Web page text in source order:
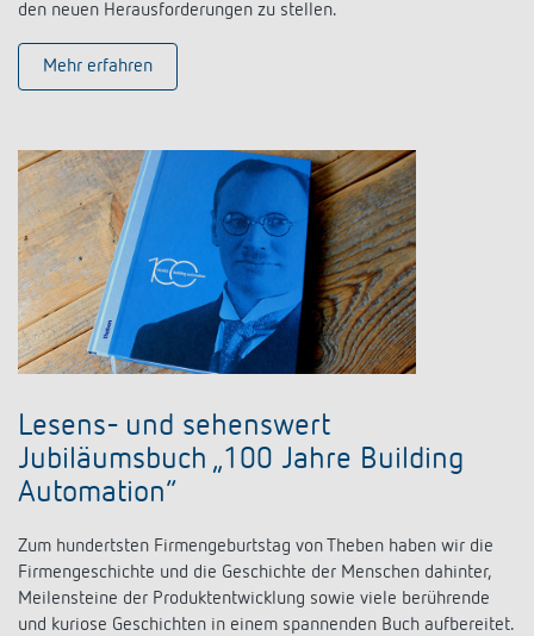
den neuen Herausforderungen zu stellen.
Mehr erfahren
Lesens- und sehenswert
Jubiläumsbuch „100 Jahre Building
Automation“
Zum hundertsten Firmengeburtstag von Theben haben wir die
Firmengeschichte und die Geschichte der Menschen dahinter,
Meilensteine der Produktentwicklung sowie viele berührende
und kuriose Geschichten in einem spannenden Buch aufbereitet.